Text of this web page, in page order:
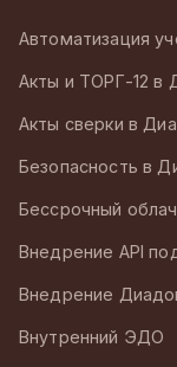
Автоматизация
Акты и ТОРГ-12 в
Акты сверки в
Безопасность в
Бессрочный
Внедрение API
Внедрение
Внутренний ЭДО